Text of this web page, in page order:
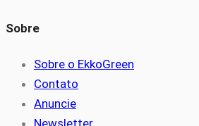
Sobre
Sobre o EkkoGreen
Contato
Anuncie
Newsletter